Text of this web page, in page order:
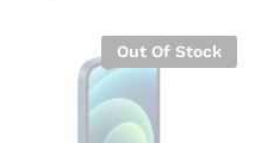
Out Of Stock